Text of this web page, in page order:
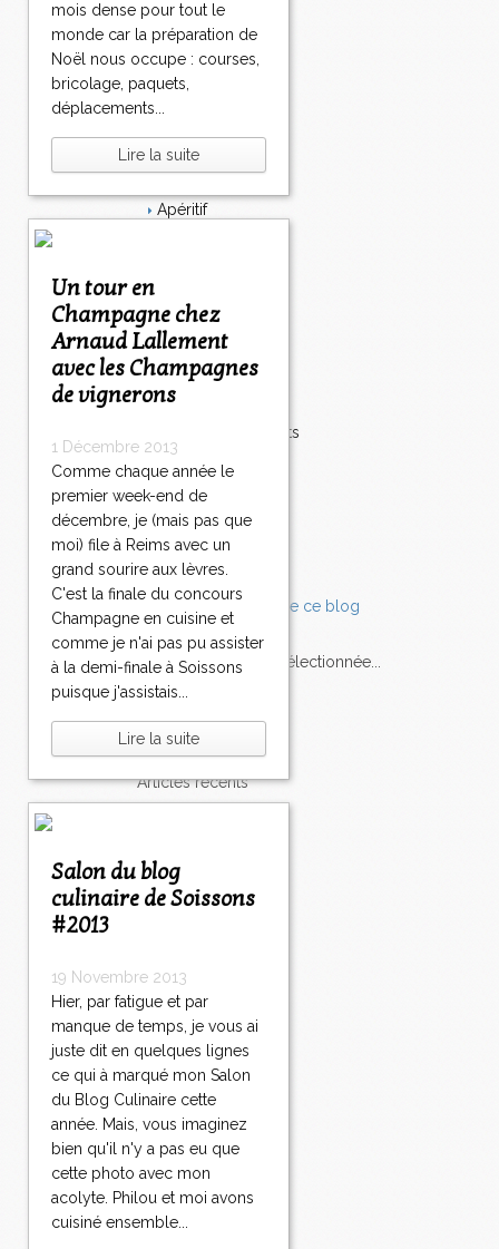
mois dense pour tout le
monde car la préparation de
Noël nous occupe : courses,
bricolage, paquets,
déplacements...
Lire la suite
Un tour en
Champagne chez
Arnaud Lallement
avec les Champagnes
de vignerons
1 Décembre 2013
Comme chaque année le
premier week-end de
décembre, je (mais pas que
moi) file à Reims avec un
grand sourire aux lèvres.
C'est la finale du concours
Champagne en cuisine et
comme je n'ai pas pu assister
à la demi-finale à Soissons
puisque j'assistais...
Lire la suite
Salon du blog
culinaire de Soissons
#2013
19 Novembre 2013
Hier, par fatigue et par
manque de temps, je vous ai
juste dit en quelques lignes
ce qui à marqué mon Salon
du Blog Culinaire cette
année. Mais, vous imaginez
bien qu'il n'y a pas eu que
cette photo avec mon
acolyte. Philou et moi avons
cuisiné ensemble...
i
l
Catégories
Salé
Dessert
Plat
Entrée
Sucré
Apéritif
Tarte
Épices
Fruits
Soupe
Fêtes
Accompagnements
Champignons
Chocolat
Pâtes
Tomates
Balade
L'Express style m'a sélectionnée...
lexpress.fr/Styles
articles récents